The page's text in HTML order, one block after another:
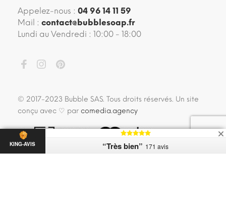
Appelez-nous : 04 96 14 11 59
Mail : contact@bubblesoap.fr
Lundi au Vendredi : 10:00 - 18:00
© 2017-2023 Bubble SAS. Tous droits réservés. Un site
conçu avec ♡ par comedia.agency
KING-AVIS “Très bien” 171 avis